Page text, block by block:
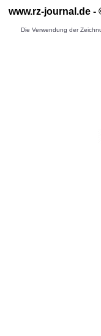
www.rz-journal.de
Die Verwendung der